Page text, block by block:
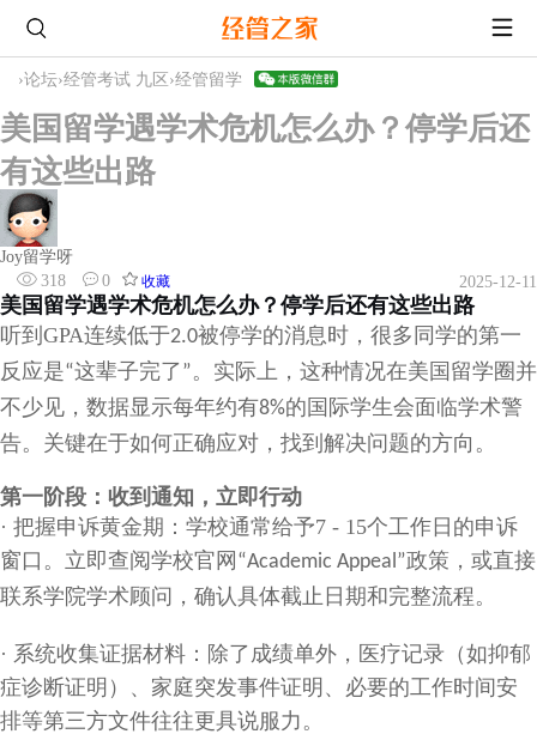
›论坛›经管考试 九区 ›经管留学
美国留学遇学术危机怎么办？停学后还
有这些出路
Joy留学呀
318
0 收藏 2025-12-11
美国留学遇学术危机怎么办？停学后还有这些出路
听到 GPA连续低于2.0被停学的消息时，很多同学的第一
反应是“这辈子完了”。实际上，这种情况在美国留学圈并
不少见，数据显示每年约有8%的国际学生会面临学术警
告。关键在于如何正确应对，找到解决问题的方向。
第一阶段：收到通知，立即行动
· 把握申诉黄金期：学校通常给予7 - 15个工作日的申诉
窗口。立即查阅学校官网 “Academic Appeal”政策，或直接
联系学院学术顾问，确认具体截止日期和完整流程。
· 系统收集证据材料：除了成绩单外，医疗记录（如抑郁
症诊断证明）、家庭突发事件证明、必要的工作时间安
排等第三方文件往往更具说服力。